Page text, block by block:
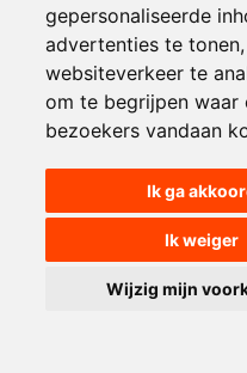
gepersonaliseerde
advertenties te
websiteverkeer te
om te begrijpen waar
bezoekers vandaan
Ik ga
Ik weiger
Wijzig mijn
Johan Verminnen
Mayday
Meer dan zestig
Johan Verminnen